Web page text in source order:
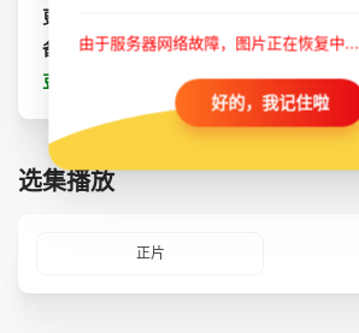
更新：
备注： 正片
豆瓣：
选集播放
正片
由于服务器网络故障，图片正在恢复中...
好的，我记住啦